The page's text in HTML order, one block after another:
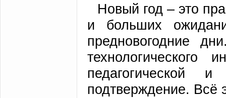
Новый год – это
и больших
предновогодние
технологического
педагогической
подтверждение. Всё